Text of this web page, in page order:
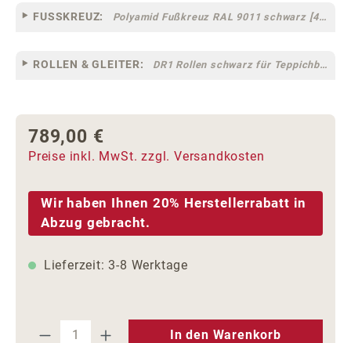
FUSSKREUZ: Polyamid Fußkreuz RAL 9011 schwarz [44]
ROLLEN & GLEITER: DR1 Rollen schwarz für Teppichböden [10]
Regulärer Preis:
789,00 €
Preise inkl. MwSt. zzgl. Versandkosten
Wir haben Ihnen 20% Herstellerrabatt in
Abzug gebracht.
Lieferzeit: 3-8 Werktage
Produkt Anzahl: Gib den
In den Warenkorb